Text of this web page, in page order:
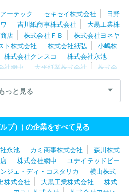
ーテック セキセイ株式会社
日野
吉川紙商事株式会社
大黒工業株
店 株式会社ＦＢ
株式会社ヨネヤ
ト株式会社 株式会社紙弘
小嶋株
株式会社クレスコ
株式会社永池
社網中 太平紙業株式会社
株式会
川島商事株式会社
昭和紙商事株式会
梱包株式会社
板橋金属工業株式会
っと見る
プ）) の企業をすべて見る
永池 カミ商事株式会社
森川株式
株式会社網中
ユナイテッドビー
ジェ・ディ・コスタリカ
横山株式
株式会社 大黒工業株式会社
株式